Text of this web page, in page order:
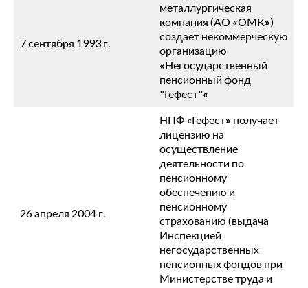
7 сентября 1993 г.
металлургическая
компания (АО «ОМК»)
создает некоммерческую
организацию
«Негосударственный
пенсионный фонд
"Гефест"«
26 апреля 2004 г.
НПФ «Гефест» получает
лицензию на
осуществление
деятельности по
пенсионному
обеспечению и
пенсионному
страхованию (выдача
Инспекцией
негосударственных
пенсионных фондов при
Министерстве труда и